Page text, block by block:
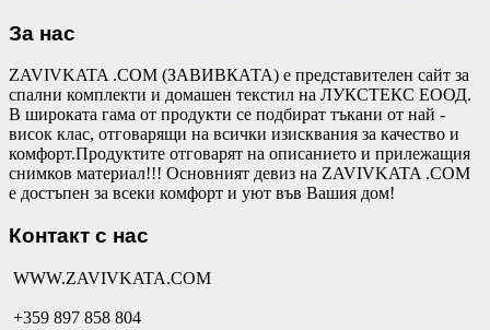
За нас
ZAVIVKATA .COM (ЗАВИВКАТА) е представителен сайт за
спални комплекти и домашен текстил на ЛУКСТЕКС ЕООД.
В широката гама от продукти се подбират тъкани от най -
висок клас, отговарящи на всички изисквания за качество и
комфорт.Продуктите отговарят на описанието и прилежащия
снимков материал!!! Основният девиз на ZAVIVKATA .COM
е достъпен за всеки комфорт и уют във Вашия дом!
Контакт с нас
WWW.ZAVIVKATA.COM
+359 897 858 804